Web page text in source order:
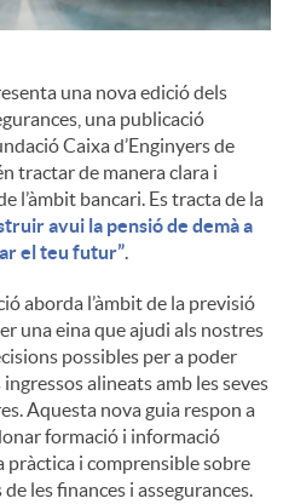
una nova edició dels
una publicació
Caixa d’Enginyers de
tractar de manera clara i
l’àmbit bancari. Es tracta de la
avui la pensió de demà a
el teu futur”.
aborda l’àmbit de la previsió
una eina que ajudi als nostres
possibles per a poder
alineats amb les seves
Aquesta nova guia respon a
formació i informació
pràctica i comprensible sobre
les finances i assegurances.